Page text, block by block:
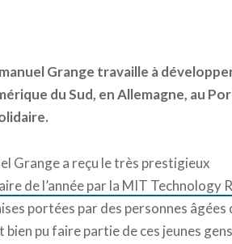
Grange travaille à
du Sud, en Allemagne, au
Grange a reçu le très prestigieux
de l’année par la MIT Technology
portées par des personnes âgées
bien pu faire partie de ces jeunes